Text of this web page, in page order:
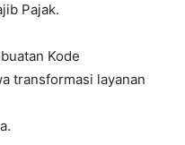
Pajak.
Kode
transformasi layanan